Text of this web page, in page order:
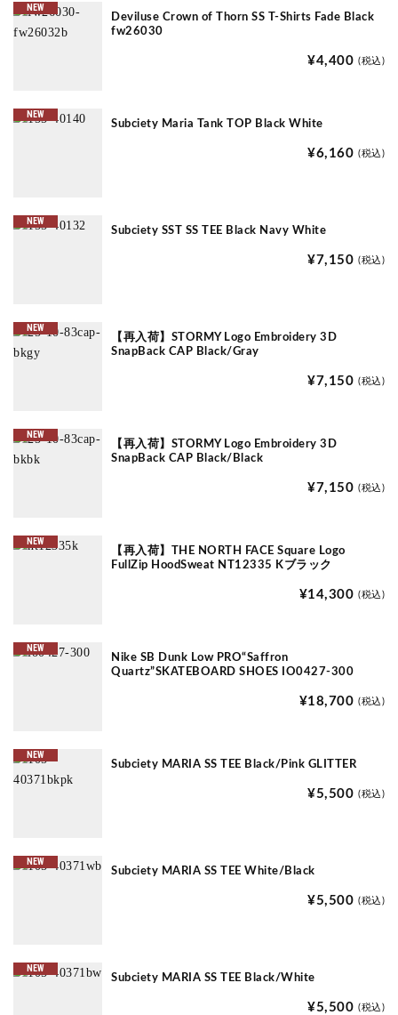
NEW
Deviluse Crown of Thorn SS T-Shirts Fade Black
fw26030
¥4,400 (税込)
NEW
Subciety Maria Tank TOP Black White
¥6,160 (税込)
NEW
Subciety SST SS TEE Black Navy White
¥7,150 (税込)
NEW
【再入荷】STORMY Logo Embroidery 3D
SnapBack CAP Black/Gray
¥7,150 (税込)
NEW
【再入荷】STORMY Logo Embroidery 3D
SnapBack CAP Black/Black
¥7,150 (税込)
NEW
【再入荷】THE NORTH FACE Square Logo
FullZip HoodSweat NT12335 Kブラック
¥14,300 (税込)
NEW
Nike SB Dunk Low PRO“Saffron
Quartz”SKATEBOARD SHOES IO0427-300
¥18,700 (税込)
NEW
Subciety MARIA SS TEE Black/Pink GLITTER
¥5,500 (税込)
NEW
Subciety MARIA SS TEE White/Black
¥5,500 (税込)
NEW
Subciety MARIA SS TEE Black/White
¥5,500 (税込)